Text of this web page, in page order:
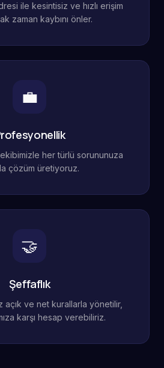
ile kesintisiz ve hızlı erişim
zaman kaybını önler.
💼
her türlü sorununuza
çözüm üretiyoruz.
🤝
Şeffaflık
açık ve net kurallarla yönetilir,
karşı hesap verebiliriz.